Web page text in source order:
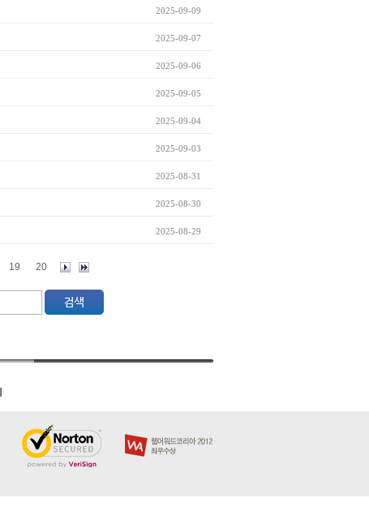
2025-09-09
2025-09-07
2025-09-06
2025-09-05
2025-09-04
2025-09-03
2025-08-31
2025-08-30
2025-08-29
19 20